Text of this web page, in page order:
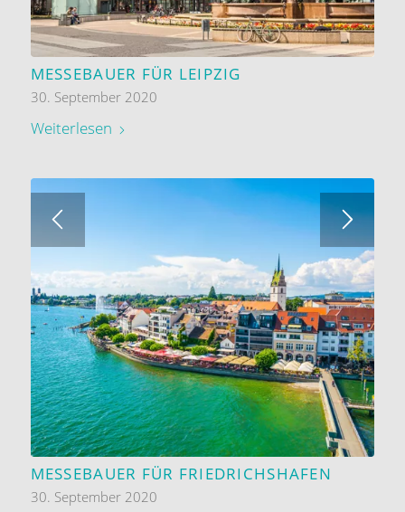
MESSEBAUER FÜR LEIPZIG
30. September 2020
Weiterlesen
MESSEBAUER FÜR FRIEDRICHSHAFEN
30. September 2020